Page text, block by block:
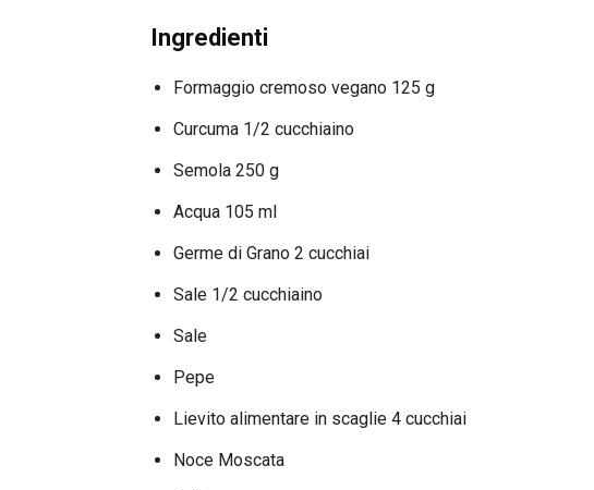
Ingredienti
Formaggio cremoso vegano 125 g
Curcuma 1/2 cucchiaino
Semola 250 g
Acqua 105 ml
Germe di Grano 2 cucchiai
Sale 1/2 cucchiaino
Sale
Pepe
Lievito alimentare in scaglie 4 cucchiai
Noce Moscata